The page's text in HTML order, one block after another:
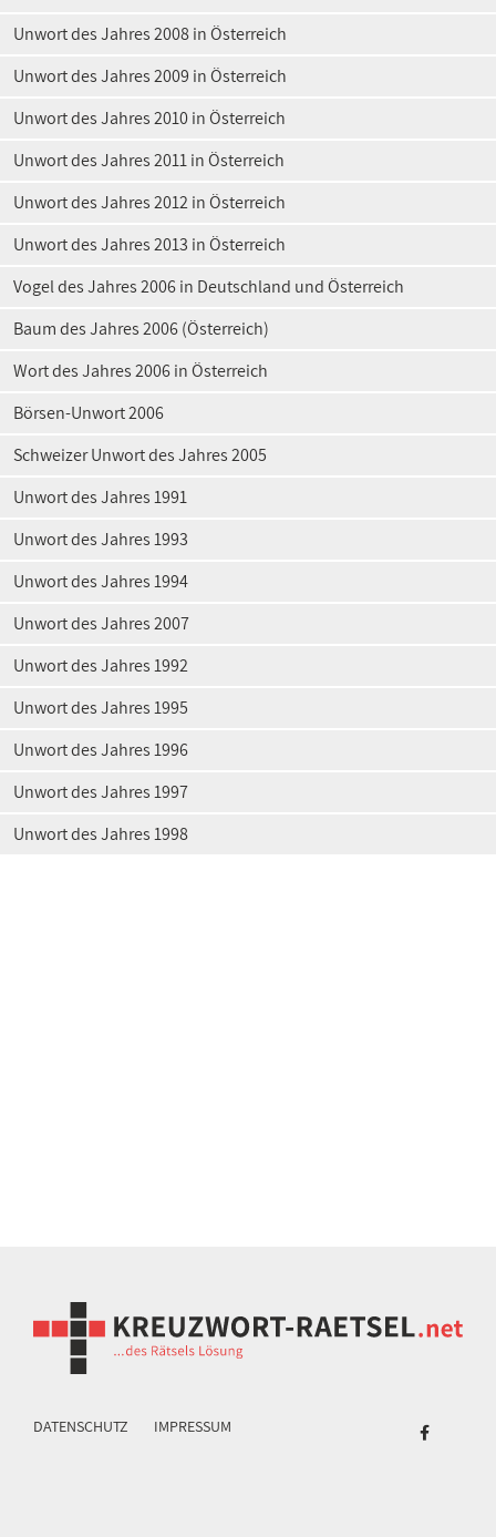
Unwort des Jahres 2008 in Österreich
Unwort des Jahres 2009 in Österreich
Unwort des Jahres 2010 in Österreich
Unwort des Jahres 2011 in Österreich
Unwort des Jahres 2012 in Österreich
Unwort des Jahres 2013 in Österreich
Vogel des Jahres 2006 in Deutschland und Österreich
Baum des Jahres 2006 (Österreich)
Wort des Jahres 2006 in Österreich
Börsen-Unwort 2006
Schweizer Unwort des Jahres 2005
Unwort des Jahres 1991
Unwort des Jahres 1993
Unwort des Jahres 1994
Unwort des Jahres 2007
Unwort des Jahres 1992
Unwort des Jahres 1995
Unwort des Jahres 1996
Unwort des Jahres 1997
Unwort des Jahres 1998
DATENSCHUTZ IMPRESSUM